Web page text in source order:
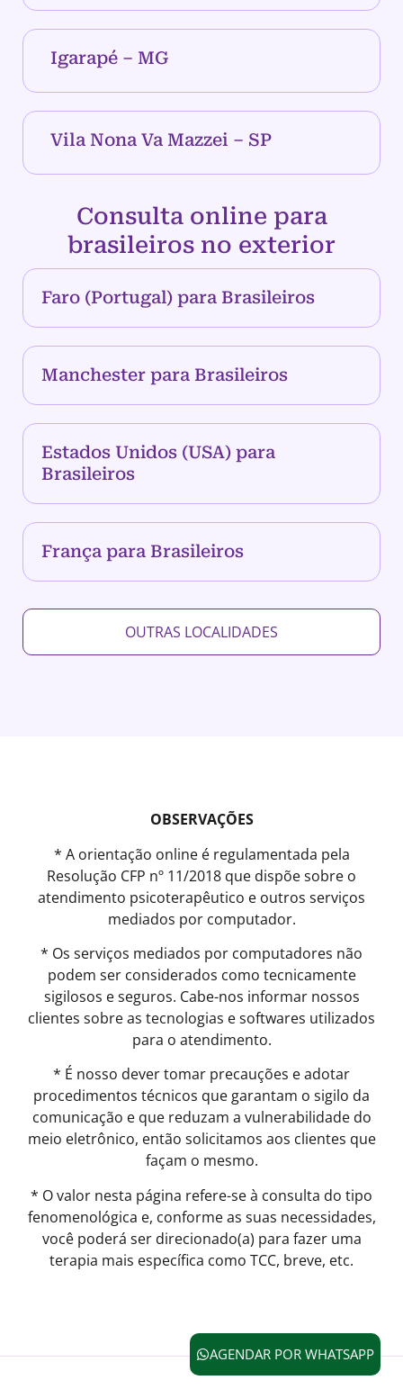
Igarapé – MG
Vila Nona Va Mazzei – SP
Consulta online para
brasileiros no exterior
Faro (Portugal) para Brasileiros
Manchester para Brasileiros
Estados Unidos (USA) para
Brasileiros
França para Brasileiros
OUTRAS LOCALIDADES
OBSERVAÇÕES
* A orientação online é regulamentada pela
Resolução CFP nº 11/2018 que dispõe sobre o
atendimento psicoterapêutico e outros serviços
mediados por computador.
* Os serviços mediados por computadores não
podem ser considerados como tecnicamente
sigilosos e seguros. Cabe-nos informar nossos
clientes sobre as tecnologias e softwares utilizados
para o atendimento.
* É nosso dever tomar precauções e adotar
procedimentos técnicos que garantam o sigilo da
comunicação e que reduzam a vulnerabilidade do
meio eletrônico, então solicitamos aos clientes que
façam o mesmo.
* O valor nesta página refere-se à consulta do tipo
fenomenológica e, conforme as suas necessidades,
você poderá ser direcionado(a) para fazer uma
terapia mais específica como TCC, breve, etc.
AGENDAR POR WHATSAPP